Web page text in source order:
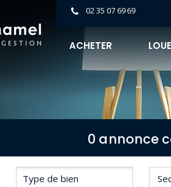
02 35 07 69 69
ACHETER
0 annonce